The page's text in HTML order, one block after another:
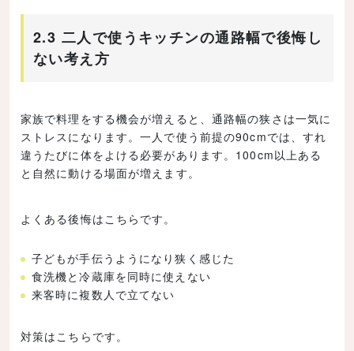
2.3 二人で使うキッチンの通路幅で後悔し
ない考え方
家族で料理をする機会が増えると、通路幅の狭さは一気に
ストレスになります。一人で使う前提の90cmでは、すれ
違うたびに体をよける必要があります。100cm以上ある
と自然に動ける場面が増えます。
よくある後悔はこちらです。
子どもが手伝うようになり狭く感じた
食洗機と冷蔵庫を同時に使えない
来客時に複数人で立てない
対策はこちらです。